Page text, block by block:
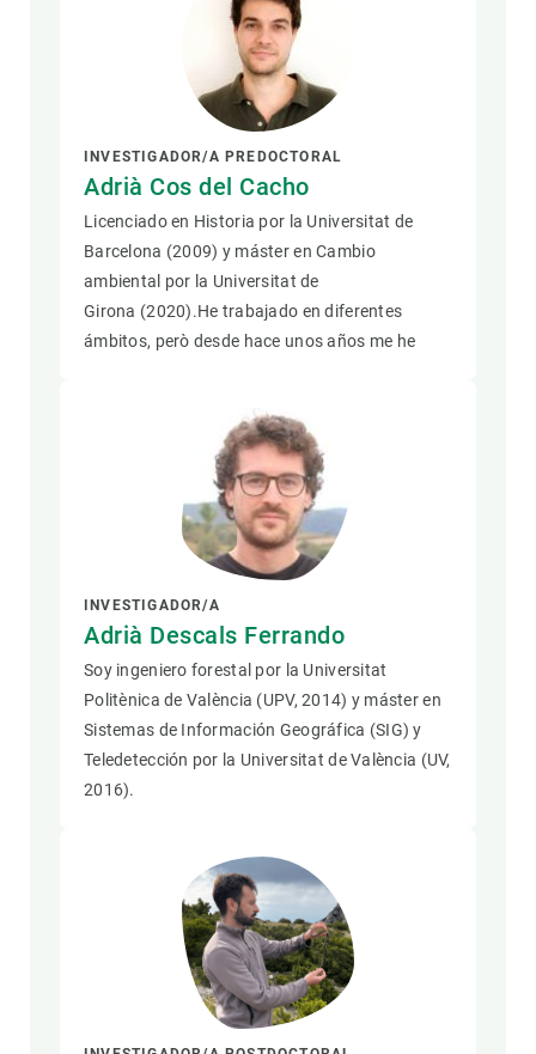
INVESTIGADOR/A PREDOCTORAL
Adrià Cos del Cacho
Licenciado en Historia por la Universitat de
Barcelona (2009) y máster en Cambio
ambiental por la Universitat de
Girona (2020).He trabajado en diferentes
ámbitos, però desde hace unos años me he
INVESTIGADOR/A
Adrià Descals Ferrando
Soy ingeniero forestal por la Universitat
Politènica de València (UPV, 2014) y máster en
Sistemas de Información Geográfica (SIG) y
Teledetección por la Universitat de València (UV,
2016).